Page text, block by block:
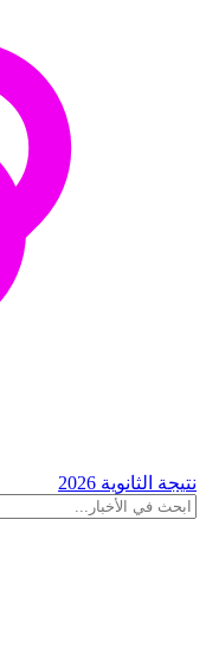
نتيجة الثانوية 2026